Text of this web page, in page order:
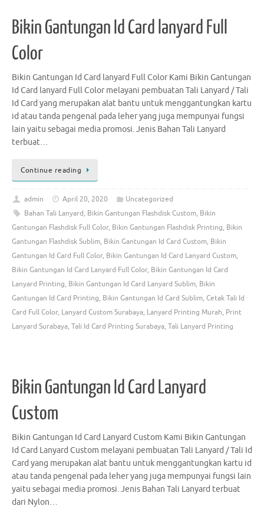
Bikin Gantungan Id Card lanyard Full
Color
Bikin Gantungan Id Card lanyard Full Color Kami Bikin Gantungan
Id Card lanyard Full Color melayani pembuatan Tali Lanyard / Tali
Id Card yang merupakan alat bantu untuk menggantungkan kartu
id atau tanda pengenal pada leher yang juga mempunyai fungsi
lain yaitu sebagai media promosi. Jenis Bahan Tali Lanyard
terbuat…
Continue reading
admin April 20, 2020
Uncategorized
Bahan Tali Lanyard, Bikin Gantungan Flashdisk Custom, Bikin
Gantungan Flashdisk Full Color, Bikin Gantungan Flashdisk Printing, Bikin
Gantungan Flashdisk Sublim, Bikin Gantungan Id Card Custom, Bikin
Gantungan Id Card Full Color, Bikin Gantungan Id Card Lanyard Custom,
Bikin Gantungan Id Card Lanyard Full Color, Bikin Gantungan Id Card
Lanyard Printing, Bikin Gantungan Id Card Lanyard Sublim, Bikin
Gantungan Id Card Printing, Bikin Gantungan Id Card Sublim, Cetak Tali Id
Card Full Color, Lanyard Custom Surabaya, Lanyard Printing Murah, Print
Lanyard Surabaya, Tali Id Card Printing Surabaya, Tali Lanyard Printing
Bikin Gantungan Id Card Lanyard
Custom
Bikin Gantungan Id Card Lanyard Custom Kami Bikin Gantungan
Id Card Lanyard Custom melayani pembuatan Tali Lanyard / Tali Id
Card yang merupakan alat bantu untuk menggantungkan kartu id
atau tanda pengenal pada leher yang juga mempunyai fungsi lain
yaitu sebagai media promosi. Jenis Bahan Tali Lanyard terbuat
dari Nylon…